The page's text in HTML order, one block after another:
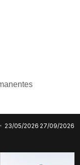
23/05/2026 27/09/2026